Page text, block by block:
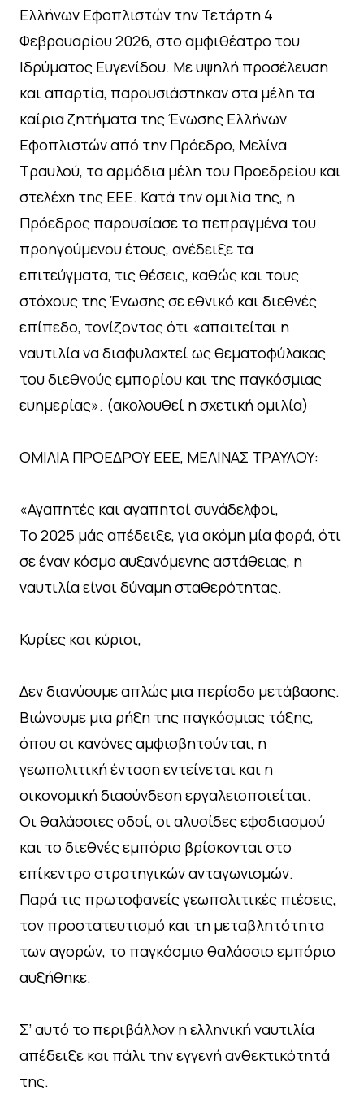
Ελλήνων Εφοπλιστών την Τετάρτη 4
Φεβρουαρίου 2026, στο αμφιθέατρο του
Ιδρύματος Ευγενίδου. Με υψηλή προσέλευση
και απαρτία, παρουσιάστηκαν στα μέλη τα
καίρια ζητήματα της Ένωσης Ελλήνων
Εφοπλιστών από την Πρόεδρο, Μελίνα
Τραυλού, τα αρμόδια μέλη του Προεδρείου και
στελέχη της ΕΕΕ. Κατά την ομιλία της, η
Πρόεδρος παρουσίασε τα πεπραγμένα του
προηγούμενου έτους, ανέδειξε τα
επιτεύγματα, τις θέσεις, καθώς και τους
στόχους της Ένωσης σε εθνικό και διεθνές
επίπεδο, τονίζοντας ότι «απαιτείται η
ναυτιλία να διαφυλαχτεί ως θεματοφύλακας
του διεθνούς εμπορίου και της παγκόσμιας
ευημερίας». (ακολουθεί η σχετική ομιλία)
ΟΜΙΛΙΑ ΠΡΟΕΔΡΟΥ ΕΕΕ, ΜΕΛΙΝΑΣ ΤΡΑΥΛΟΥ:
«Αγαπητές και αγαπητοί συνάδελφοι,
Το 2025 μάς απέδειξε, για ακόμη μία φορά, ότι
σε έναν κόσμο αυξανόμενης αστάθειας, η
ναυτιλία είναι δύναμη σταθερότητας.
Κυρίες και κύριοι,
Δεν διανύουμε απλώς μια περίοδο μετάβασης.
Βιώνουμε μια ρήξη της παγκόσμιας τάξης,
όπου οι κανόνες αμφισβητούνται, η
γεωπολιτική ένταση εντείνεται και η
οικονομική διασύνδεση εργαλειοποιείται.
Οι θαλάσσιες οδοί, οι αλυσίδες εφοδιασμού
και το διεθνές εμπόριο βρίσκονται στο
επίκεντρο στρατηγικών ανταγωνισμών.
Παρά τις πρωτοφανείς γεωπολιτικές πιέσεις,
τον προστατευτισμό και τη μεταβλητότητα
των αγορών, το παγκόσμιο θαλάσσιο εμπόριο
αυξήθηκε.
Σ’ αυτό το περιβάλλον η ελληνική ναυτιλία
απέδειξε και πάλι την εγγενή ανθεκτικότητά
της.